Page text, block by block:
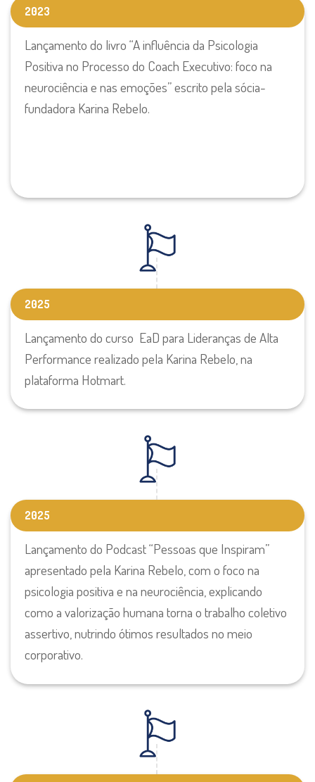
2023
Lançamento do livro “A influência da Psicologia
Positiva no Processo do Coach Executivo: foco na
neurociência e nas emoções” escrito pela sócia-
fundadora Karina Rebelo.
2025
Lançamento do curso EaD para Lideranças de Alta
Performance realizado pela Karina Rebelo, na
plataforma Hotmart.
2025
Lançamento do Podcast “Pessoas que Inspiram”
apresentado pela Karina Rebelo, com o foco na
psicologia positiva e na neurociência, explicando
como a valorização humana torna o trabalho coletivo
assertivo, nutrindo ótimos resultados no meio
corporativo.